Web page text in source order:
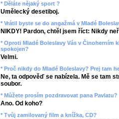
* Děláte nějaký sport ?
Umělecký desetiboj.
* Vrátil byste se do angažmá v Mladé
NIKDY! Pardon, chtěl jsem říct: Nikdy
* Oproti Mladé Boleslavy Vás v Činoherním
spokojen?
Velmi.
* Proč nikdy do Mladé Boleslavy? Prej tam
Ne, ta odpověď se nabízela. Mě se tam
soubor.
* Můžete prosím pozdravovat pana Pavlatu?
Ano. Od koho?
* Tvůj zamilovaný film a knížka, CD?